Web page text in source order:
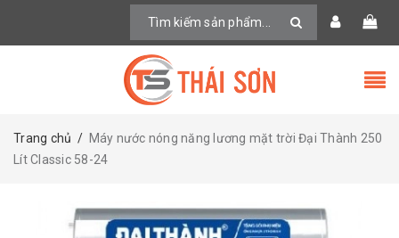
Trang chủ / Máy nước nóng năng lương mặt trời Đại Thành 250
Lít Classic 58-24